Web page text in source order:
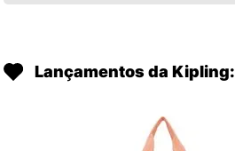
Lançamentos da Kipling: